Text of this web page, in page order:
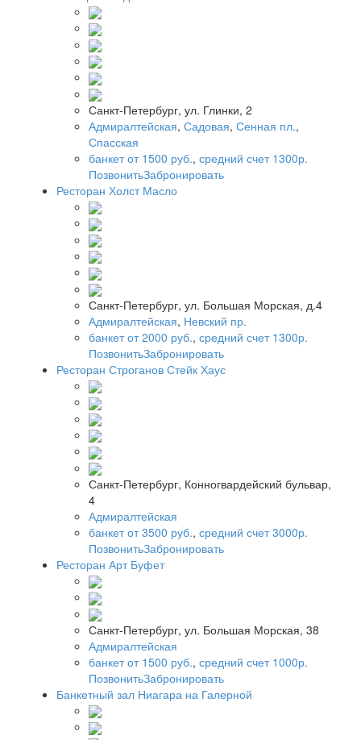
Санкт-Петербург, ул. Глинки, 2
Адмиралтейская, Садовая, Сенная пл.,
Спасская
банкет от 1500 руб., средний счет 1300р.
ПозвонитьЗабронировать
Ресторан Холст Масло
Санкт-Петербург, ул. Большая Морская, д.4
Адмиралтейская, Невский пр.
банкет от 2000 руб., средний счет 1300р.
ПозвонитьЗабронировать
Ресторан Строганов Стейк Хаус
Санкт-Петербург, Конногвардейский бульвар,
4
Адмиралтейская
банкет от 3500 руб., средний счет 3000р.
ПозвонитьЗабронировать
Ресторан Арт Буфет
Санкт-Петербург, ул. Большая Морская, 38
Адмиралтейская
банкет от 1500 руб., средний счет 1000р.
ПозвонитьЗабронировать
Банкетный зал Ниагара на Галерной